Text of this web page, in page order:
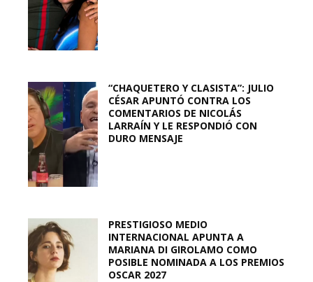
“CHAQUETERO Y CLASISTA”: JULIO
CÉSAR APUNTÓ CONTRA LOS
COMENTARIOS DE NICOLÁS
LARRAÍN Y LE RESPONDIÓ CON
DURO MENSAJE
PRESTIGIOSO MEDIO
INTERNACIONAL APUNTA A
MARIANA DI GIROLAMO COMO
POSIBLE NOMINADA A LOS PREMIOS
OSCAR 2027